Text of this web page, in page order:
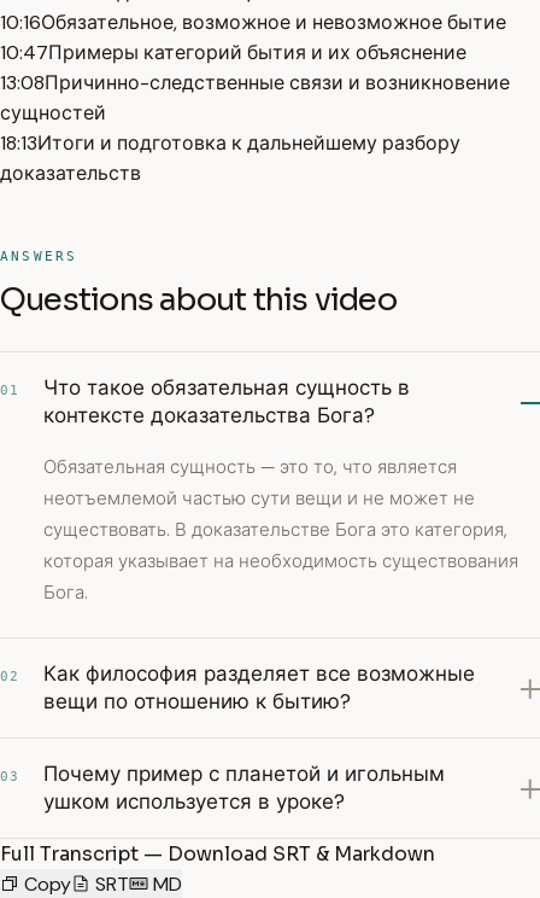
10:16Обязательное, возможное и невозможное бытие
10:47Примеры категорий бытия и их объяснение
13:08Причинно-следственные связи и возникновение
сущностей
18:13Итоги и подготовка к дальнейшему разбору
доказательств
ANSWERS
Questions about this video
01
Что такое обязательная сущность в
контексте доказательства Бога?
Обязательная сущность — это то, что является
неотъемлемой частью сути вещи и не может не
существовать. В доказательстве Бога это категория,
которая указывает на необходимость существования
Бога.
02
Как философия разделяет все возможные
вещи по отношению к бытию?
03
Почему пример с планетой и игольным
ушком используется в уроке?
Full Transcript — Download SRT & Markdown
Copy
SRT MD